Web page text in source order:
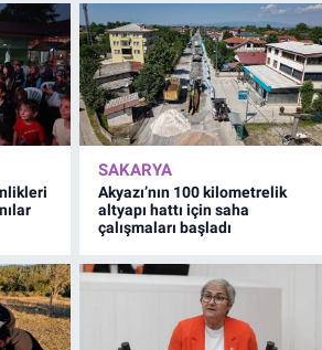
SAKARYA
Akyazı’nın 100 kilometrelik
altyapı hattı için saha
çalışmaları başladı